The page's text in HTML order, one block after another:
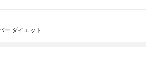
ー ダイエット